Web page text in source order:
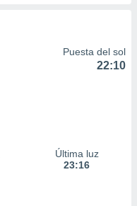
Puesta del sol
22:10
Última luz
23:16